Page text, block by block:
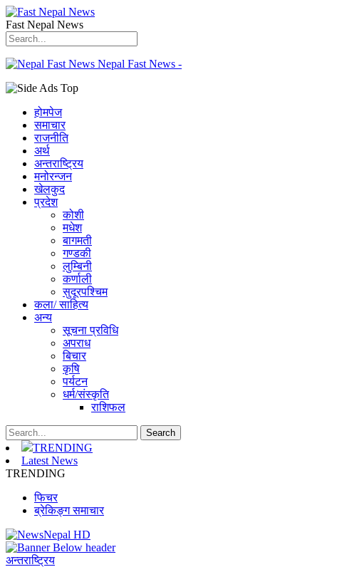
Fast Nepal News
Nepal Fast News -
होमपेज
समाचार
राजनीति
अर्थ
अन्तराष्ट्रिय
मनोरन्जन
खेलकुद
प्रदेश
कोशी
मधेश
बागमती
गण्डकी
लुम्बिनी
कर्णाली
सुदूरपश्चिम
कला/ साहित्य
अन्य
सूचना प्रविधि
अपराध
बिचार
कृषि
पर्यटन
धर्म/संस्कृति
राशिफल
TRENDING
Latest News
TRENDING
फिचर
ब्रेकिङ्ग समाचार
अन्तराष्ट्रिय